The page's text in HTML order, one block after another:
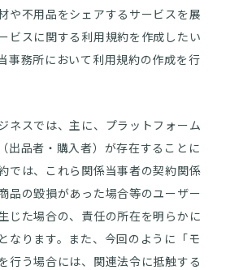
や不用品をシェアするサービスを展
ビスに関する利用規約を作成したい
事務所において利用規約の作成を行
ネスでは、主に、プラットフォーム
出品者・購入者）が存在することに
では、これら関係当事者の契約関係
品の毀損があった場合等のユーザー
じた場合の、責任の所在を明らかに
なります。また、今回のように「モ
行う場合には、関連法令に抵触する